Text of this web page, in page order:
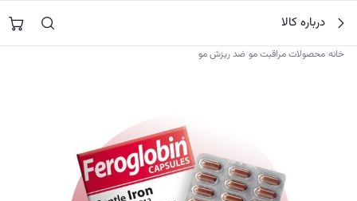
محتوا
جستجو در
درباره کالا
خانه›محصولات مراقبت مو›ضد ریزش مو